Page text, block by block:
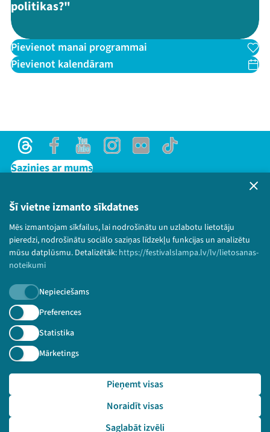
Šī vietne izmanto sīkdatnes
Mēs izmantojam sīkfailus, lai nodrošinātu un uzlabotu lietotāju
pieredzi, nodrošinātu sociālo saziņas līdzekļu funkcijas un analizētu
mūsu datplūsmu. Detalizētāk: https://festivalslampa.lv/lv/lietosanas-
noteikumi
Nepieciešams
Preferences
Statistika
Mārketings
Saglabāt izvēli
Noraidīt visas
Pieņemt visas
politikas?"
Pievienot manai programmai
Pievienot kalendāram
ThreadsFacebookYoutubeInstagram
Flick TikTok
Sazinies ar mums
Lietošanas noteikumi un sīkdatņu politika
Bērnu aizsardzības politika
© 2026 Sarunu festivāls LAMPA Visas tiesības
paturētas.
Piesakies jaunumiem!
Nepalaid garām aktuālāko informāciju!
Pieteikties
🔗 https://festivalslampa.lv/lv/pasakums/3576